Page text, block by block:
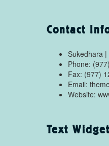
Contact
Sukedhara
Phone:
Fax: (977)
Email:
Website:
Text Widget